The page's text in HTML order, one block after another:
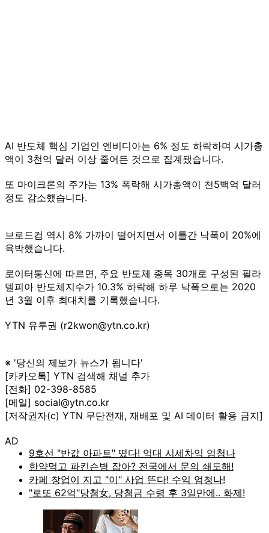
AI 반도체 핵심 기업인 엔비디아는 6% 정도 하락하며 시가총
액이 3천억 달러 이상 줄어든 것으로 집계됐습니다.
또 마이크론의 주가는 13% 폭락해 시가총액이 천5백억 달러
정도 감소했습니다.
브로드컴 역시 8% 가까이 떨어지면서 이틀간 낙폭이 20%에
육박했습니다.
로이터통신에 따르면, 주요 반도체 종목 30개로 구성된 필라
델피아 반도체지수가 10.3% 하락해 하루 낙폭으로는 2020
년 3월 이후 최대치를 기록했습니다.
YTN 유투권 (r2kwon@ytn.co.kr)
※ '당신의 제보가 뉴스가 됩니다'
[카카오톡] YTN 검색해 채널 추가
[전화] 02-398-8585
[메일] social@ytn.co.kr
[저작권자(c) YTN 무단전재, 재배포 및 AI 데이터 활용 금지]
AD